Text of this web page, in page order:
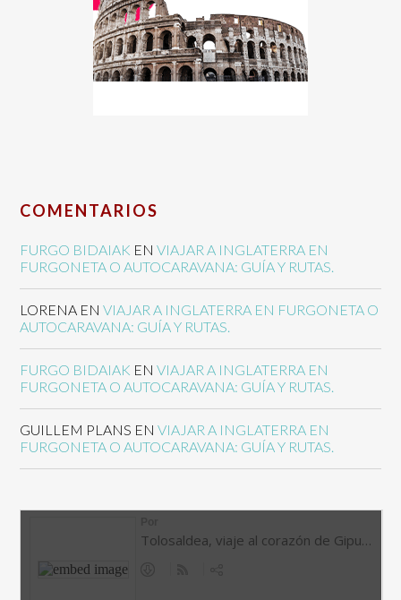
COMENTARIOS
FURGO BIDAIAK ENVIAJAR A INGLATERRA EN
FURGONETA O AUTOCARAVANA: GUÍA Y RUTAS.
LORENA ENVIAJAR A INGLATERRA EN FURGONETA O
AUTOCARAVANA: GUÍA Y RUTAS.
FURGO BIDAIAK ENVIAJAR A INGLATERRA EN
FURGONETA O AUTOCARAVANA: GUÍA Y RUTAS.
GUILLEM PLANS ENVIAJAR A INGLATERRA EN
FURGONETA O AUTOCARAVANA: GUÍA Y RUTAS.